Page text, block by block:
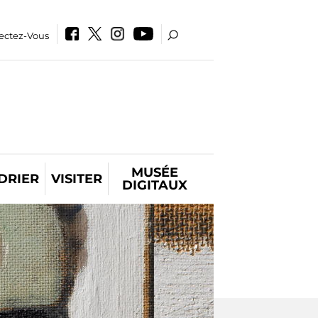
Vous
VISITER
MUSÉE
DIGITAUX